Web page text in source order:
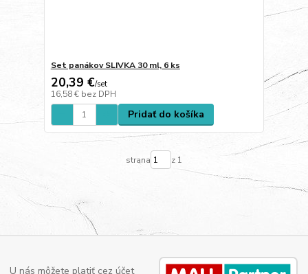
Set panákov SLIVKA 30 ml, 6 ks
20,39 €/set
16,58 € bez DPH
Pridať do košíka
strana z 1
U nás môžete platiť cez účet